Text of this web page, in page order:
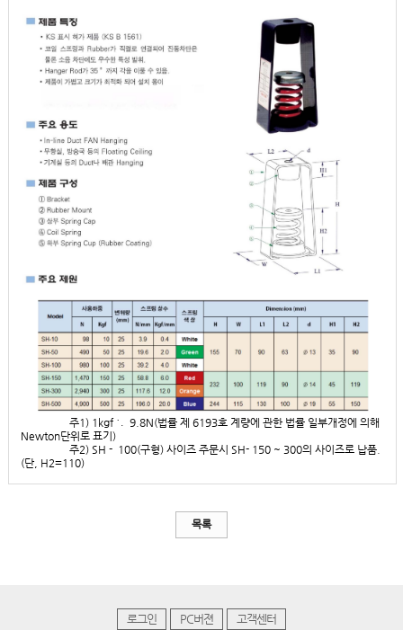
주1) 1kgf ≒ 9.8N(법률 제 6193호 계량에 관한 법률 일부개정에 의해
Newton단위로 표기)
주2) SH - 100(구형) 사이즈 주문시 SH- 150 ~ 300의 사이즈로 납품.
(단, H2=110)
목록
로그인 PC버젼 고객센터